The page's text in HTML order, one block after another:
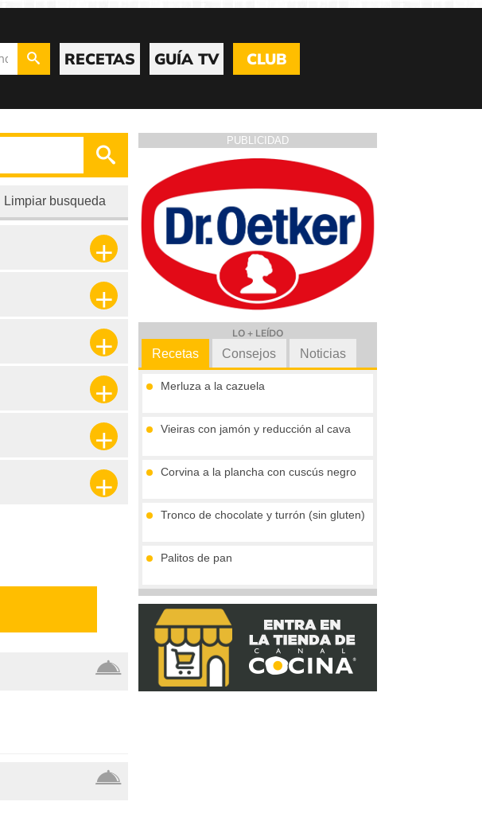
RECETAS GUÍA TV CLUB
Limpiar busqueda
PUBLICIDAD
LO + LEÍDO
Recetas
Merluza a la cazuela
Vieiras con jamón y reducción al cava
Corvina a la plancha con cuscús negro
Tronco de chocolate y turrón (sin gluten)
Palitos de pan
Compota de mango
Consejos Noticias